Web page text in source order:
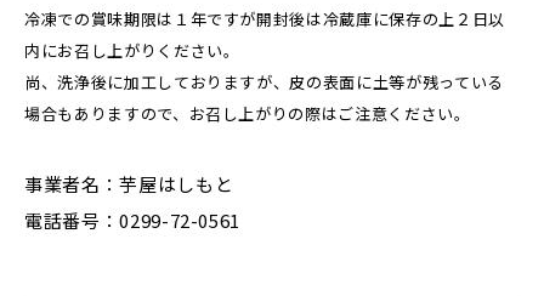
冷凍での賞味期限は１年ですが開封後は冷蔵庫に保存の上２日以
内にお召し上がりください。
尚、洗浄後に加工しておりますが、皮の表面に土等が残っている
場合もありますので、お召し上がりの際はご注意ください。
事業者名：芋屋はしもと
電話番号：0299-72-0561